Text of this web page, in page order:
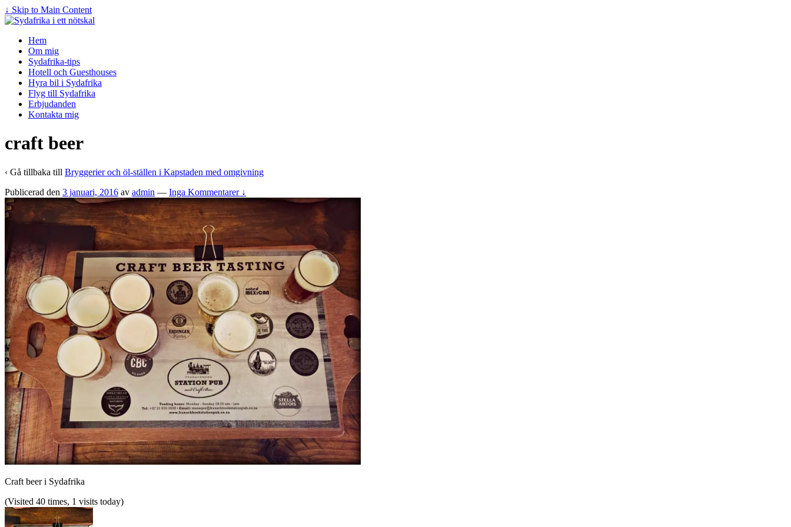
↓ Skip to Main Content
Hem
Om mig
Sydafrika-tips
Hotell och Guesthouses
Hyra bil i Sydafrika
Flyg till Sydafrika
Erbjudanden
Kontakta mig
craft beer
‹ Gå tillbaka till Bryggerier och öl-ställen i Kapstaden med omgivning
Publicerad den 3 januari, 2016 av admin — Inga Kommentarer ↓
Craft beer i Sydafrika
(Visited 40 times, 1 visits today)